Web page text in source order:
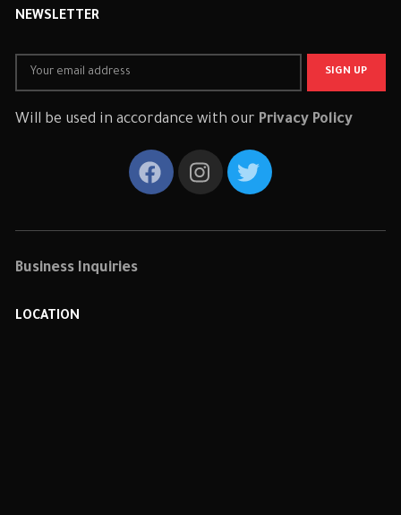
NEWSLETTER
Will be used in accordance with our Privacy Policy
Business Inquiries
LOCATION